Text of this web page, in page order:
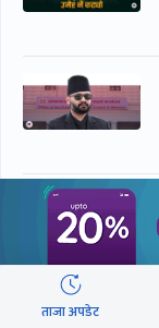
ताजा अपडेट